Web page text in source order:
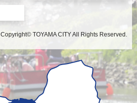
Copyright© TOYAMA CITY All Rights Reserved.